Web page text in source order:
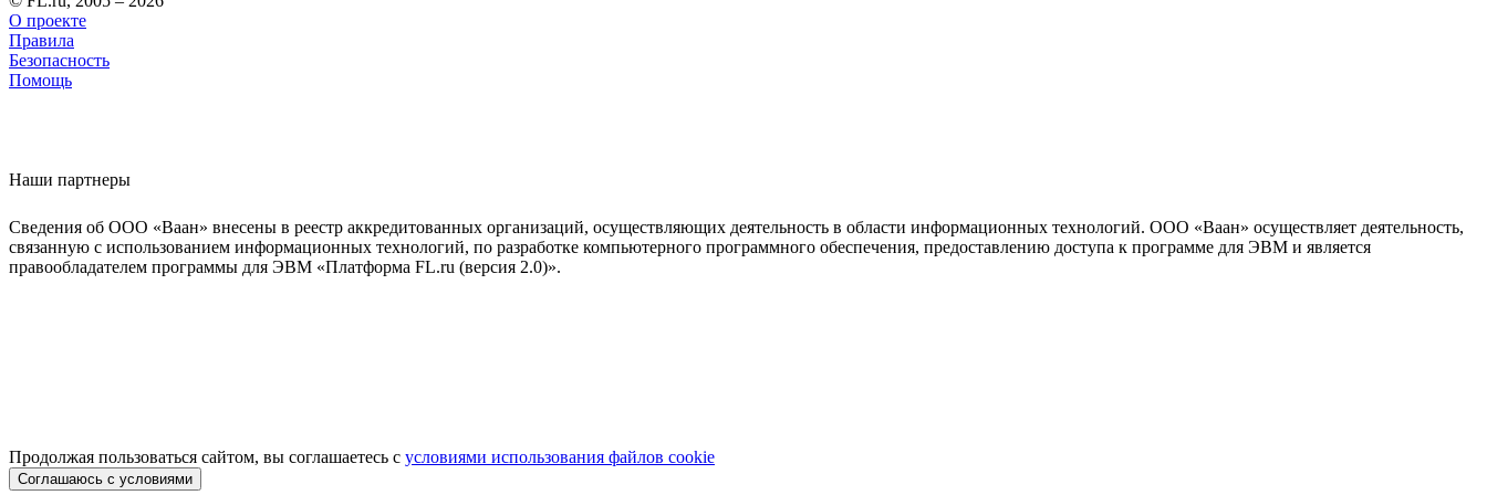
О проекте
Правила
Безопасность
Помощь
Наши партнеры
Сведения об ООО «Ваан» внесены в реестр аккредитованных организаций, осуществляющих деятельность в области информационных технологий. ООО «Ваан» осуществляет деятельность,
связанную с использованием информационных технологий, по разработке компьютерного программного обеспечения, предоставлению доступа к программе для ЭВМ и является
правообладателем программы для ЭВМ «Платформа FL.ru (версия 2.0)».
Продолжая пользоваться сайтом, вы соглашаетесь с условиями использования файлов cookie
Соглашаюсь с условиями